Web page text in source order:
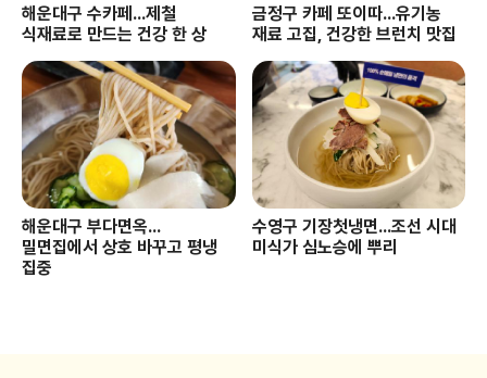
해운대구 수카페...제철
식재료로 만드는 건강 한 상
금정구 카페 또이따...유기농
재료 고집, 건강한 브런치 맛집
해운대구 부다면옥...
밀면집에서 상호 바꾸고 평냉
집중
수영구 기장첫냉면...조선 시대
미식가 심노승에 뿌리